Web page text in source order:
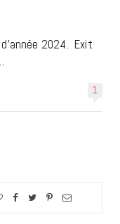
2024. Exit
1